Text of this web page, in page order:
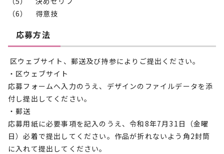
（6） 得意技
応募方法
区ウェブサイト、郵送及び持参によりご提出ください。
・区ウェブサイト
応募フォームへ入力のうえ、デザインのファイルデータを添
付し提出してください。
・郵送
応募用紙に必要事項を記入のうえ、令和8年7月31日（金曜
日）必着で提出してください。作品が折れないよう角2封筒
に入れて提出してください。